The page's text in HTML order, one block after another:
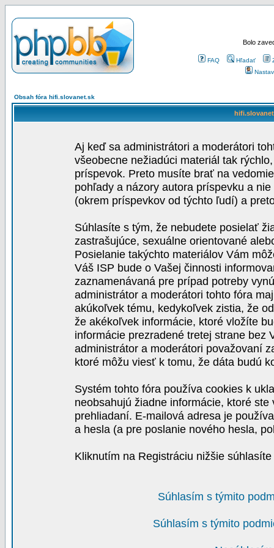
Bolo
FAQ Hľadať
Obsah fóra hifi.slovanet.sk
Aj keď sa administrátori a moderátori
všeobecne nežiadúci materiál tak
príspevok. Preto musíte brať na
pohľady a názory autora príspevku a
(okrem príspevkov od týchto ľudí) a
Súhlasíte s tým, že nebudete posielať
zastrašujúce, sexuálne orientované
Posielanie takýchto materiálov Vám
Váš ISP bude o Vašej činnosti
zaznamenávaná pre prípad potreby
administrátor a moderátori tohto fóra
akúkoľvek tému, kedykoľvek zistia, že
že akékoľvek informácie, ktoré vložíte
informácie prezradené tretej strane bez
administrátor a moderátori považovaní
ktoré môžu viesť k tomu, že dáta budú
Systém tohto fóra používa cookies k
neobsahujú žiadne informácie, ktoré
prehliadaní. E-mailová adresa je
a hesla (a pre poslanie nového hesla,
Kliknutím na Registráciu nižšie
Súhlasím s týmito
Súhlasím s týmito